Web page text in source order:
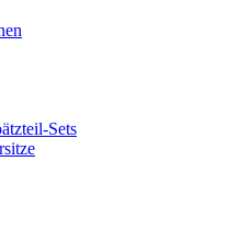
Sets